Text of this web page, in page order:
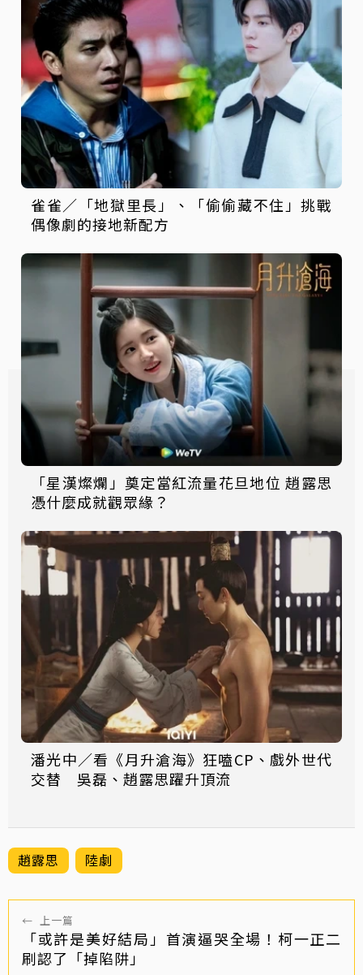
雀雀／「地獄里長」、「偷偷藏不住」挑戰
偶像劇的接地新配方
「星漢燦爛」奠定當紅流量花旦地位 趙露思
憑什麼成就觀眾緣？
潘光中／看《月升滄海》狂嗑CP、戲外世代
交替 吳磊、趙露思躍升頂流
趙露思 陸劇
← 上一篇
「或許是美好結局」首演逼哭全場！柯一正二
刷認了「掉陷阱」